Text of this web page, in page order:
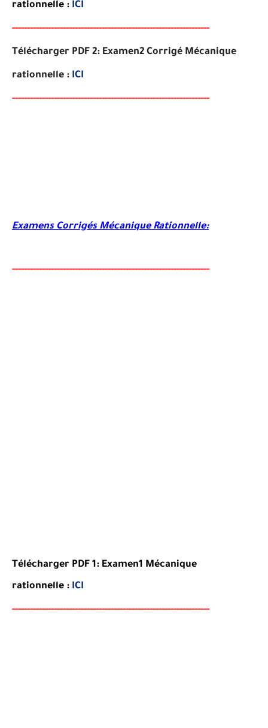
rationnelle : ICI
------------------------------------------------------------------
Télécharger PDF 2: Examen2 Corrigé Mécanique
rationnelle : ICI
------------------------------------------------------------------
Examens Corrigés Mécanique Rationnelle:
------------------------------------------------------------------
Télécharger PDF 1: Examen1 Mécanique
rationnelle : ICI
------------------------------------------------------------------